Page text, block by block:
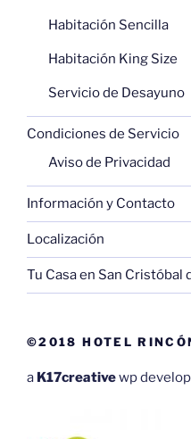
Habitación Sencilla
Habitación King Size
Servicio de Desayuno
Condiciones de Servicio
Aviso de Privacidad
Información y Contacto
Localización
Tu Casa en San Cristóbal
©2018 HOTEL
a K17creativewp